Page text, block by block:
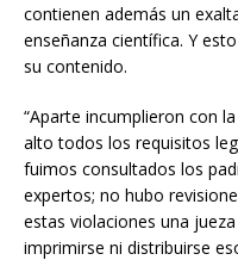
contienen además un
enseñanza científica. Y
su contenido.
“Aparte incumplieron con
alto todos los requisitos
fuimos consultados los
expertos; no hubo
estas violaciones una
imprimirse ni distribuirse